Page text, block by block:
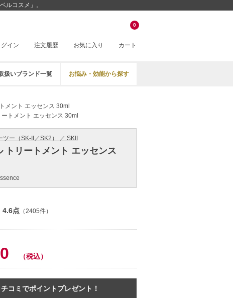
ルコスメ」。
グイン 注文履歴 お気に入り カート
0
扱いブランド一覧 お悩み・効能から探す
メント エッセンス 30ml
トメント エッセンス 30ml
ツー（SK-II／SK2） ／ SKII
トリートメント エッセンス
4.6点 （2405件）
（税込）
チコミでポイントプレゼント！